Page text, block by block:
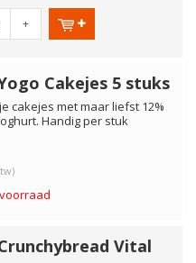
+
Cakejes 5 stuks
cakejes met maar liefst 12%
Handig per stuk
Vital